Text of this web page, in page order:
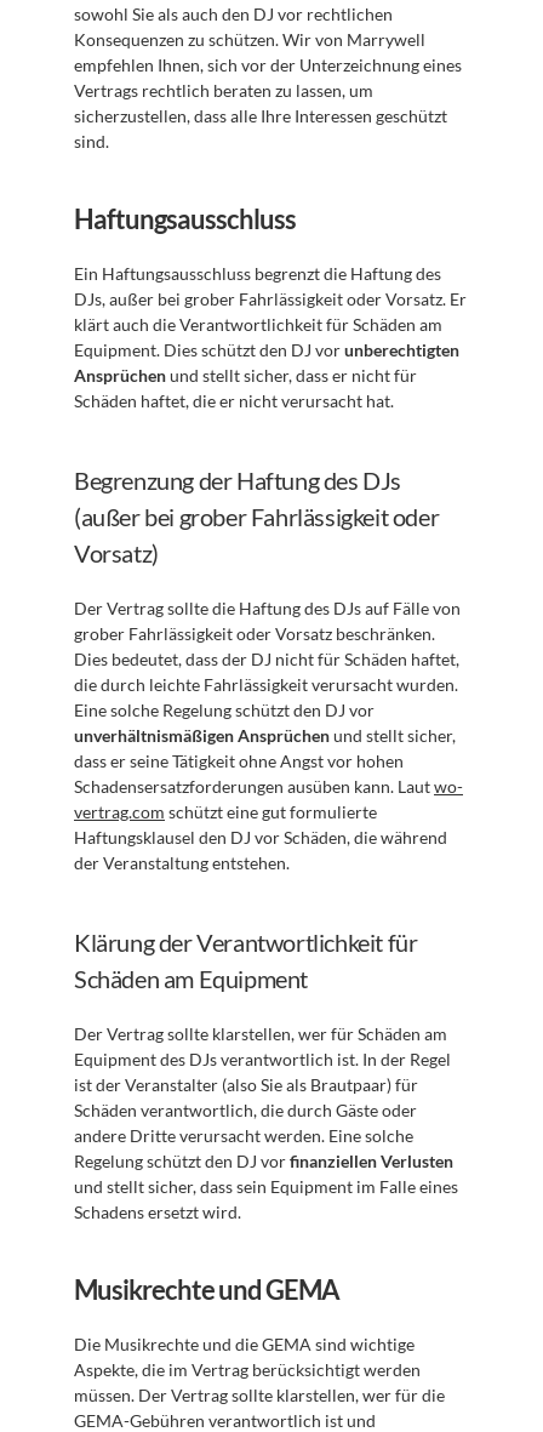
sowohl Sie als auch den DJ vor rechtlichen
Konsequenzen zu schützen. Wir von Marrywell
empfehlen Ihnen, sich vor der Unterzeichnung eines
Vertrags rechtlich beraten zu lassen, um
sicherzustellen, dass alle Ihre Interessen geschützt
sind.
Haftungsausschluss
Ein Haftungsausschluss begrenzt die Haftung des
DJs, außer bei grober Fahrlässigkeit oder Vorsatz. Er
klärt auch die Verantwortlichkeit für Schäden am
Equipment. Dies schützt den DJ vor unberechtigten
Ansprüchen und stellt sicher, dass er nicht für
Schäden haftet, die er nicht verursacht hat.
Begrenzung der Haftung des DJs
(außer bei grober Fahrlässigkeit oder
Vorsatz)
Der Vertrag sollte die Haftung des DJs auf Fälle von
grober Fahrlässigkeit oder Vorsatz beschränken.
Dies bedeutet, dass der DJ nicht für Schäden haftet,
die durch leichte Fahrlässigkeit verursacht wurden.
unverhältnismäßigen Ansprüchen und stellt sicher,
dass er seine Tätigkeit ohne Angst vor hohen
Schadensersatzforderungen ausüben kann. Laut wo-
vertrag.com schützt eine gut formulierte
Haftungsklausel den DJ vor Schäden, die während
der Veranstaltung entstehen.
Klärung der Verantwortlichkeit für
Schäden am Equipment
Der Vertrag sollte klarstellen, wer für Schäden am
Equipment des DJs verantwortlich ist. In der Regel
ist der Veranstalter (also Sie als Brautpaar) für
Schäden verantwortlich, die durch Gäste oder
andere Dritte verursacht werden. Eine solche
Regelung schützt den DJ vor finanziellen Verlusten
und stellt sicher, dass sein Equipment im Falle eines
Schadens ersetzt wird.
Musikrechte und GEMA
Die Musikrechte und die GEMA sind wichtige
Aspekte, die im Vertrag berücksichtigt werden
müssen. Der Vertrag sollte klarstellen, wer für die
GEMA-Gebühren verantwortlich ist und